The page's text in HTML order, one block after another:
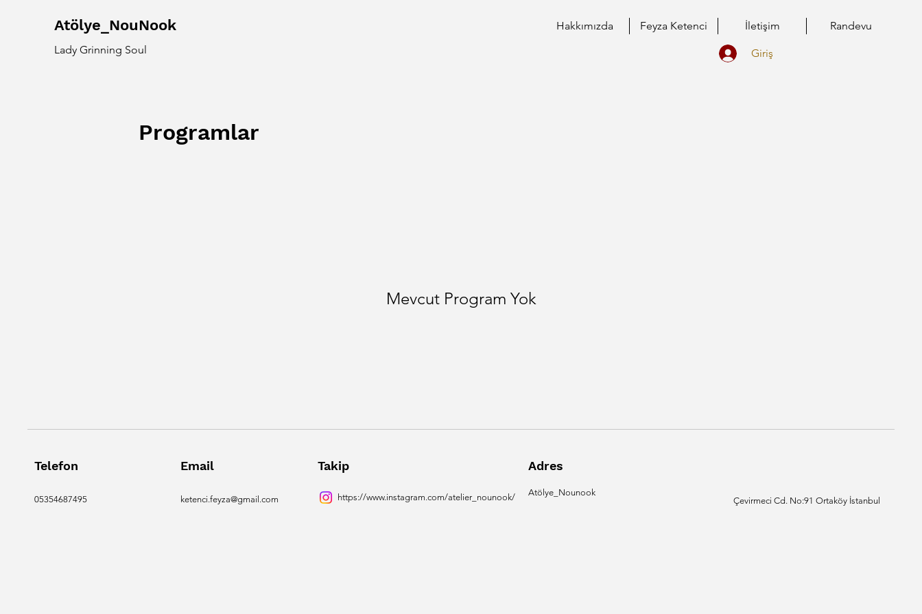
Atölye_NouNook
Lady Grinning Soul
Hakkımızda Feyza Ketenci İletişim Randevu
Giriş
Programlar
Mevcut Program Yok
Telefon
05354687495
Email
ketenci.feyza@gmail.com
Takip
https://www.instagram.com/atelier_nounook/
Adres
Atölye_Nounook
Çevirmeci Cd. No:91 Ortaköy İstanbul